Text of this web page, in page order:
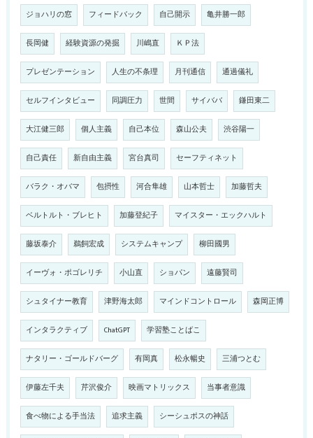
ジョハリの窓 フィードバック 自己開示 亀井勝一郎
長岡健 経験資源の発掘 川嶋直 ＫＰ法
プレゼンテーション 人生の不条理 月刊通信 通過儀礼
セルフインタビュー 同調圧力 世間 サイババ 鎌田東二
大江健三郎 個人主義 自己本位 森山公夫 渋谷陽一
自己責任 新自由主義 宮台真司 セーフティネット
バラク・オバマ 包摂性 河合隼雄 山本哲士 加藤哲夫
ベルトルト・ブレヒト 加藤登紀子 マイスター・エックハルト
藤坂泰介 鵜飼宏成 システムキャンプ 柳田國男
イーヴォ・ポゴレリチ 小山直 ショパン 遠藤賢司
シュタイナー教育 津野海太郎 マインドコントロール 森岡正博
インタラクティブ ChatGPT 学習塾ことばこ
ナタリー・ゴールドバーグ 有岡真 松永暢史 三浦つとむ
伊藤左千夫 芹沢俊介 映画マトリックス 当事者意識
食べ物による手当法 追求主義 シーシュポスの神話